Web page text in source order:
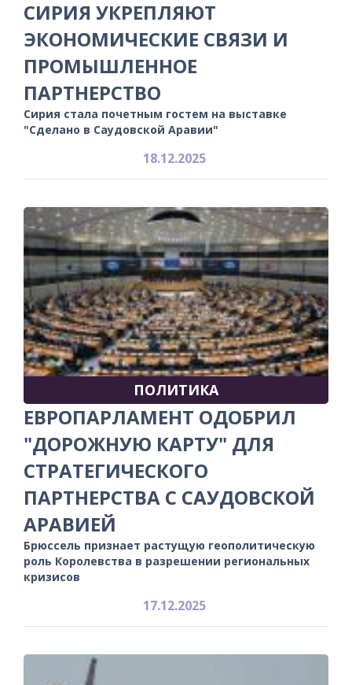
СИРИЯ УКРЕПЛЯЮТ
ЭКОНОМИЧЕСКИЕ СВЯЗИ И
ПРОМЫШЛЕННОЕ
ПАРТНЕРСТВО
Сирия стала почетным гостем на выставке
"Сделано в Саудовской Аравии"
18.12.2025
ПОЛИТИКА
ЕВРОПАРЛАМЕНТ ОДОБРИЛ
"ДОРОЖНУЮ КАРТУ" ДЛЯ
СТРАТЕГИЧЕСКОГО
ПАРТНЕРСТВА С САУДОВСКОЙ
АРАВИЕЙ
Брюссель признает растущую геополитическую
роль Королевства в разрешении региональных
кризисов
17.12.2025